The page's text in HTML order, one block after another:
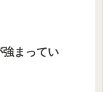
まってい